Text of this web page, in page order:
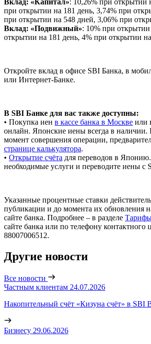
Вклад: «Капитал»: 10,26% при открытии
при открытии на 181 день, 3,74% при
при открытии на 548 дней, 3,06% при
Вклад: «Подвижный»: 10% при
открытии на 181 день, 4% при открытии
Откройте вклад в офисе SBI Банка, в
или Интернет-Банке.
В SBI Банке для вас также доступны:
• Покупка иен в кассе банка в Москве или
онлайн. Японские иены всегда в наличии.
момент совершения операции,
странице калькулятора.
• Открытие счёта для переводов в
необходимые услуги и переводите иены с
Указанные процентные ставки
публикации и до момента их обновления
сайте банка. Подробнее – в разделе
сайте банка или по телефону контактного
88007006512.
Другие новости
Все новости
Частным клиентам 24.07.2026
Накопительный счёт «Кизуна счёт» в SBI
Бизнесу 29.06.2026